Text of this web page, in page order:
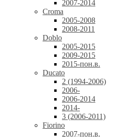
2007-2014
Croma
2005-2008
2008-2011
Doblo
2005-2015
2009-2015
2015-пон.в.
Ducato
2 (1994-2006)
2006-
2006-2014
2014-
3 (2006-2011)
Fiorino
2007-пон.в.